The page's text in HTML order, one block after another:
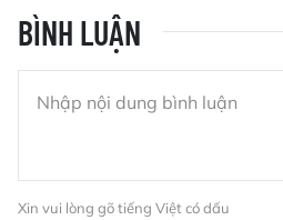
BÌNH LUẬN
Xin vui lòng gõ tiếng Việt có dấu